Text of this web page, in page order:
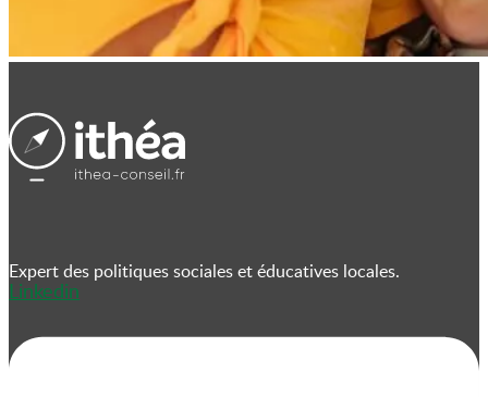
Expert des politiques sociales et éducatives locales.
Linkedin